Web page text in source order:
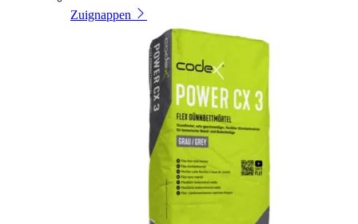
Zuignappen